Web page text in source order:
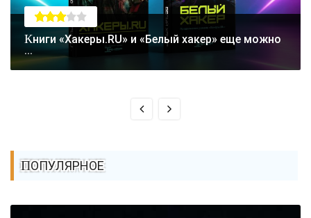
Книги «Хакеры.RU» и «Белый хакер» еще можно
...
ПОПУЛЯРНОЕ